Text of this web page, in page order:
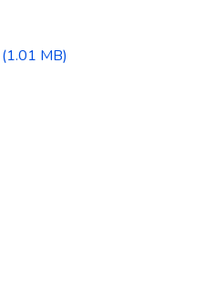
(1.01 MB)